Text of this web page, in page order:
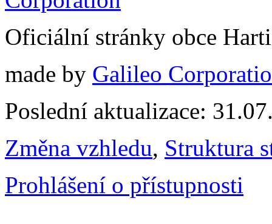
Oficiální stránky obce
made by Galileo
Poslední aktualizace:
Změna vzhledu, Struktura
Prohlášení o přístupnosti